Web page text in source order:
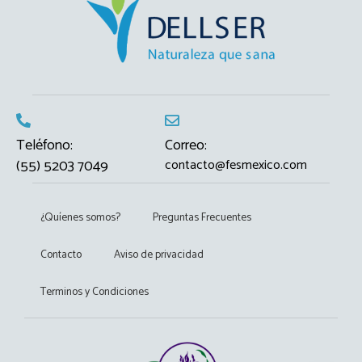
Teléfono:
(55) 5203 7049
Correo:
contacto@fesmexico.com
¿Quíenes somos? Preguntas Frecuentes
Contacto Aviso de privacidad
Terminos y Condiciones